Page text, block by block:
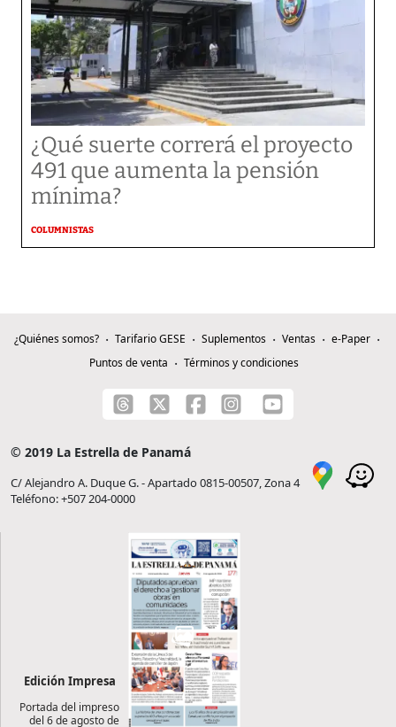
¿Qué suerte correrá el proyecto
491 que aumenta la pensión
mínima?
COLUMNISTAS
¿Quiénes somos? Tarifario GESE Suplementos Ventas
e-Paper
Puntos de venta
Términos y condiciones
© 2019 La Estrella de Panamá
C/ Alejandro A. Duque G. - Apartado 0815-00507, Zona 4
Teléfono: +507 204-0000
Edición Impresa
Portada del impreso
del 6 de agosto de